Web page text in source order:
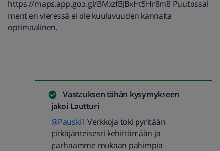
https://maps.app.goo.gl/BMxzfBJBxHt5Hr8m8 Puutossal
mentien vieressä ei ole kuuluvuuden kannalta
optimaalinen.
Vastauksen tähän kysymykseen
jakoi Lautturi
@Pauski1 Verkkoja toki pyritään
pitkäjänteisesti kehittämään ja
parhaamme mukaan pahimpia